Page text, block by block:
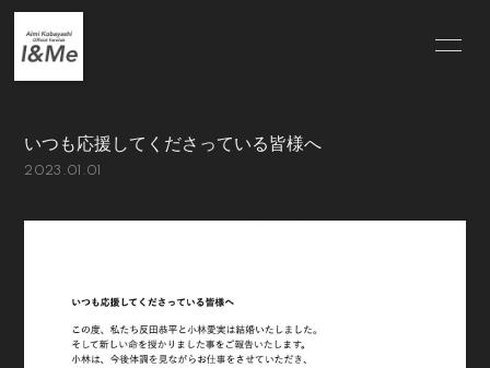
SCHEDULE PROFILE
PHOTO
いつも応援してくださっている皆様へ
2023.01.01